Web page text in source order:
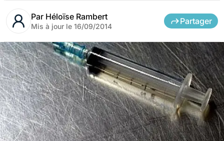
Par Héloïse Rambert
Mis à jour le 16/09/2014
Partager